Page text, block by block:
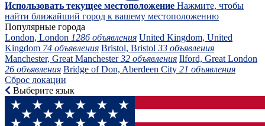
Использовать текущее местоположение Нажмите, чтобы
найти ближайший город к вашему местоположению
Популярные города
London, London 1286 объявления United Kingdom, United
Kingdom 74 объявления Bristol, Bristol 33 объявления
Manchester, Great Manchester32 объявления Ilford, Great London
26 объявления Bridge of Don, Aberdeen City 21 объявления
Сброс локации
Выберите язык